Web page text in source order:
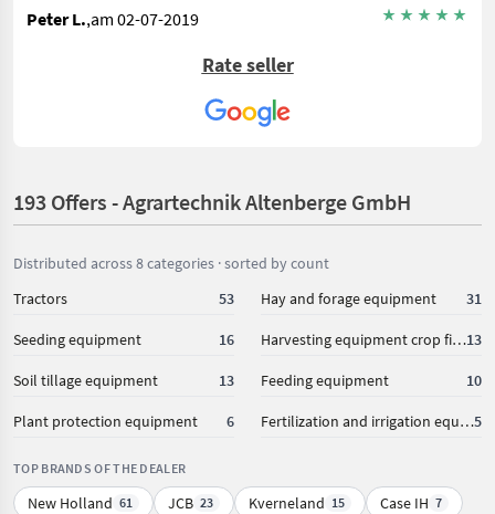
Peter L.,am 02-07-2019
Service....Hier steht der Kunde im Mittelpunkt....was will
Rate seller
193 Offers - Agrartechnik Altenberge GmbH
Distributed across 8 categories · sorted by count
Tractors
53 Hay and forage equipment 31
Seeding equipment 16 Harvesting equipment crop fields13
Soil tillage equipment 13 Feeding equipment 10
Plant protection equipment 6 Fertilization and irrigation equipment5
TOP BRANDS OF THE DEALER
New Holland 61 JCB 23 Kverneland 15 Case IH 7